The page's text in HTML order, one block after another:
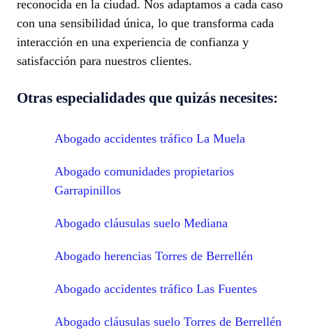
reconocida en la ciudad. Nos adaptamos a cada caso
con una sensibilidad única, lo que transforma cada
interacción en una experiencia de confianza y
satisfacción para nuestros clientes.
Otras especialidades que quizás necesites:
Abogado accidentes tráfico La Muela
Abogado comunidades propietarios
Garrapinillos
Abogado cláusulas suelo Mediana
Abogado herencias Torres de Berrellén
Abogado accidentes tráfico Las Fuentes
Abogado cláusulas suelo Torres de Berrellén